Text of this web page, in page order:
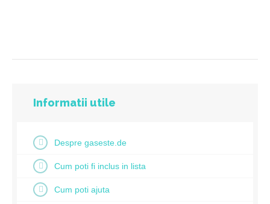
Informatii utile
Despre gaseste.de
Cum poti fi inclus in lista
Cum poti ajuta